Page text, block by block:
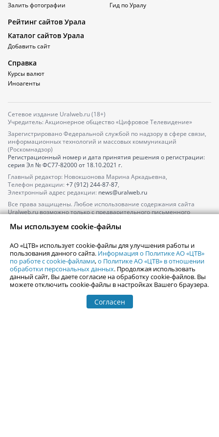
Залить фотографии
Гид по Уралу
Рейтинг сайтов Урала
Каталог сайтов Урала
Добавить сайт
Справка
Курсы валют
Иноагенты
Сетевое издание Uralweb.ru (18+)
Учредитель: Акционерное общество «Цифровое Телевидение»
Зарегистрировано Федеральной службой по надзору в сфере связи,
информационных технологий и массовых коммуникаций
(Роскомнадзор)
Регистрационный номер и дата принятия решения о регистрации:
серия Эл № ФС77-82000от 18.10.2021 г.
Главный редактор: Новокшонова Марина Аркадьевна,
Телефон редакции: +7 (912) 244-87-87,
Электронный адрес редакции: news@uralweb.ru
Все права защищены. Любое использование содержания сайта
Uralweb.ru возможно только с предварительного письменного
По вопросам размещения рекламы обращайтесь по тел.
По вопросам размещения информации в разделе «Афиша»
afisha@uralweb.ru
Пользовательское соглашение на использование сайта
Политика АО «ЦТВ» в отношении обработки персональных данных
Мы используем cookie-файлы
АО «ЦТВ» использует cookie-файлы для улучшения работы и
пользования данного сайта. Информация о Политике АО «ЦТВ»
по работе с cookie-файлами,о Политике АО «ЦТВ» в отношении
обработки персональных данных. Продолжая использовать
данный сайт, Вы даете согласие на обработку cookie-файлов. Вы
можете отключить cookie-файлы в настройках Вашего браузера.
Согласен